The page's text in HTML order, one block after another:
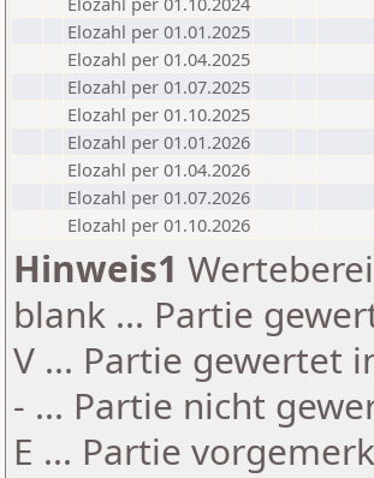
Elozahl per 01.01.2025
Elozahl per 01.04.2025
Elozahl per 01.07.2025
Elozahl per 01.10.2025
Elozahl per 01.01.2026
Elozahl per 01.04.2026
Elozahl per 01.07.2026
Elozahl per 01.10.2026
Hinweis1
blank ... Partie
V ... Partie gewertet
- ... Partie nicht
E ... Partie